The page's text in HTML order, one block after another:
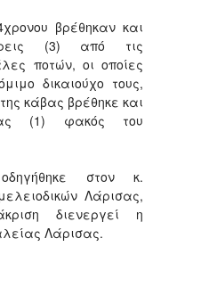
βρέθηκαν και
(3) από τις
ποτών, οι οποίες
δικαιούχο τους,
κάβας βρέθηκε και
(1) φακός του
στον κ.
Λάρισας,
διενεργεί η
Λάρισας.